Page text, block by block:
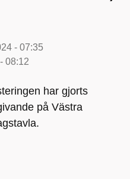
- 07:35
08:12
har gjorts
på Västra